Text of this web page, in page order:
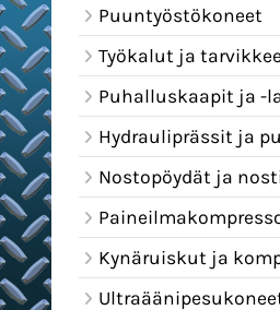
Puuntyöstökoneet
Työkalut ja
Puhalluskaapit ja -
Hydrauliprässit ja
Nostopöydät ja
Kynäruiskut ja